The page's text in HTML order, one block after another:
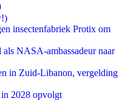
insectenfabriek Protix om
NASA-ambassadeur naar
in Zuid-Libanon, vergelding
2028 opvolgt